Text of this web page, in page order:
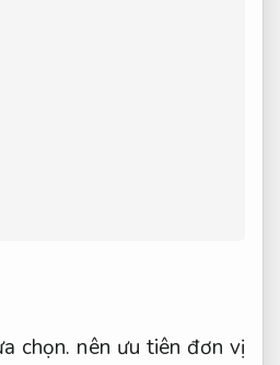
sách.Sửa chữa. Cảm giác